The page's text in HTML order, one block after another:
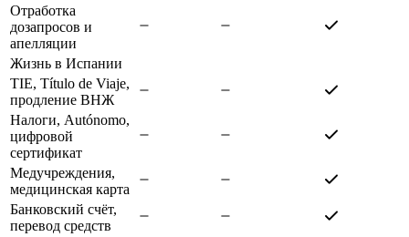
Отработка
дозапросов и
апелляции
Жизнь в Испании
TIE, Título de Viaje,
продление ВНЖ
Налоги, Autónomo,
цифровой
сертификат
Медучреждения,
медицинская карта
Банковский счёт,
перевод средств